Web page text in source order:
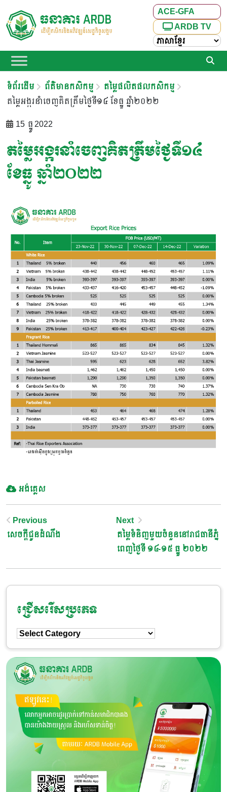
ACE-GFA
ARDB TV
ទំព័រដើម ព័ត៌មានកសិកម្ម
តម្លៃផលិតផលកសិកម្ម
តម្លៃអង្ករនាំចេញគិតត្រឹមថ្ងៃទី១៤ ខែធ្នូ ឆ្នាំ២០២២
15 ធ្នូ 2022
តម្លៃអង្ករនាំចេញគិតត្រឹមថ្ងៃទី១៤
ខែធ្នូ ឆ្នាំ២០២២
អង់គ្លេស
Post
Navigation
Previous
សេចក្តីជូនដំណឹង
Next
តម្លៃទំនិញមួយចំនួននៅរាជធានីភ្នំ
ពេញថ្ងៃទី ១៤-១៥ ធ្នូ ២០២២
ជ្រើសរើសប្រភេទ
ជ្រើសរើស
ប្រភេទ